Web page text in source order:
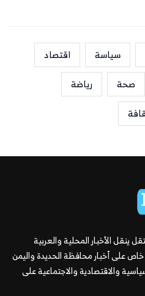
سياسة
اقتصاد
صحة
رياضة
ينقل الأخبار المحلية والعربية
على أخبار محافظة الحديدة واليمن
والاقتصادية والاجتماعية على